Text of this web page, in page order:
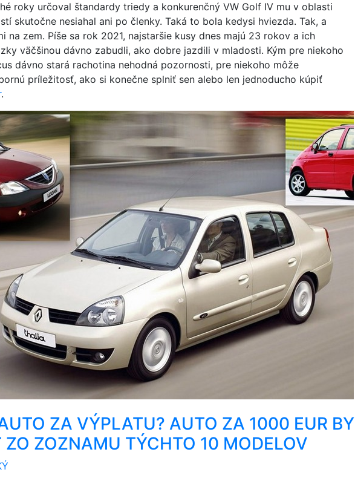
roky určoval štandardy triedy a konkurenčný VW Golf IV mu v oblasti
skutočne nesiahal ani po členky. Taká to bola kedysi hviezda. Tak, a
na zem. Píše sa rok 2021, najstaršie kusy dnes majú 23 rokov a ich
väčšinou dávno zabudli, ako dobre jazdili v mladosti. Kým pre niekoho
dávno stará rachotina nehodná pozornosti, pre niekoho môže
príležitosť, ako si konečne splniť sen alebo len jednoducho kúpiť
.
ZA VÝPLATU? AUTO ZA 1000 EUR BY
ZO ZOZNAMU TÝCHTO 10 MODELOV